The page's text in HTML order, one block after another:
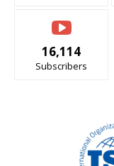
16,114
Subscribers